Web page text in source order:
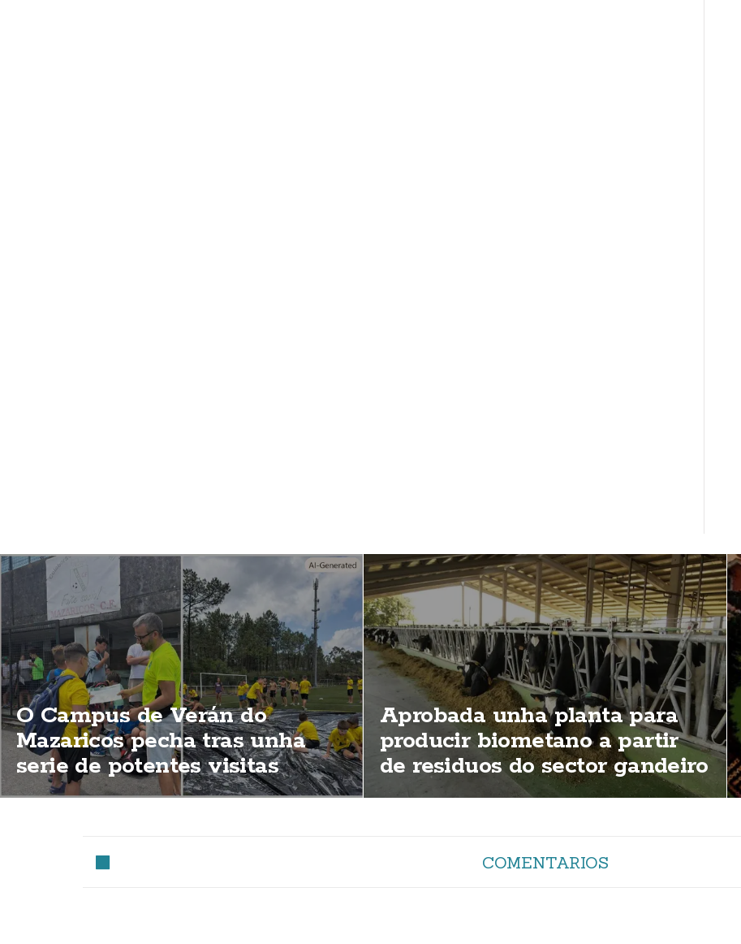
O Campus de Verán do
Mazaricos pecha tras unha
serie de potentes visitas
Aprobada unha planta para
producir biometano a partir
de residuos do sector gandeiro
nas Maroñas
COMENTARIOS